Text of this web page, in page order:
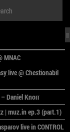
MNAC
live @ Chestionabil
Daniel Knorr
| muz.in ep.3 (part.1)
live in CONTROL